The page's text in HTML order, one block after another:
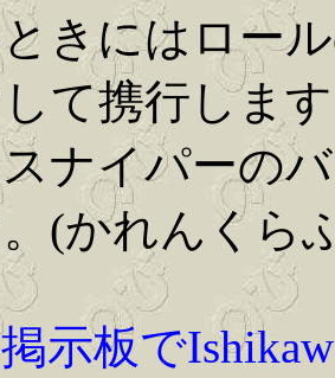
きにはロー
て携行しま
スナイパーの
(かれんくら
示板で